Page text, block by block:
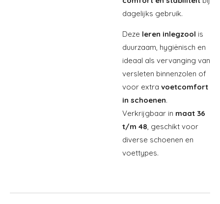
dagelijks gebruik.
Deze leren inlegzool is
duurzaam, hygiënisch en
ideaal als vervanging van
versleten binnenzolen of
voor extra voetcomfort
in schoenen.
Verkrijgbaar in maat 36
t/m 48, geschikt voor
diverse schoenen en
voettypes.